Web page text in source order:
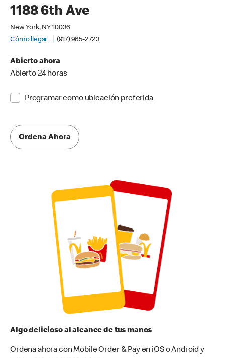
1188 6th Ave
New York, NY 10036
Cómo llegar
(917) 965-2723
Abierto ahora
Abierto 24 horas
Programar como ubicación preferida
Ordena Ahora
Algo delicioso al alcance de tus manos
Ordena ahora con Mobile Order & Pay en iOS o Android y